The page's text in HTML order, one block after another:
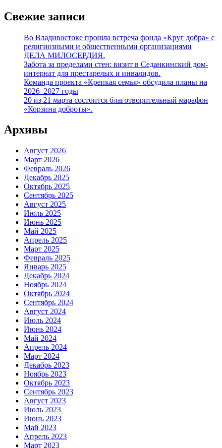
Свежие записи
Во Владивостоке прошла встреча фонда «Круг добра» с
религиозными и общественными организациями
ДЕЛА МИЛОСЕРДИЯ.
Забота за пределами стен: визит в Седанкинский дом-
интернат для престарелых и инвалидов.
Команда проекта «Крепкая семья» обсудила планы на
2026–2027 годы
20 из 21 марта состоится благотворительный марафон
«Корзина доброты».
Архивы
Август 2026
Март 2026
Февраль 2026
Декабрь 2025
Октябрь 2025
Сентябрь 2025
Август 2025
Июль 2025
Июнь 2025
Май 2025
Апрель 2025
Март 2025
Февраль 2025
Январь 2025
Декабрь 2024
Ноябрь 2024
Октябрь 2024
Сентябрь 2024
Август 2024
Июль 2024
Июнь 2024
Май 2024
Апрель 2024
Март 2024
Декабрь 2023
Ноябрь 2023
Октябрь 2023
Сентябрь 2023
Август 2023
Июль 2023
Июнь 2023
Май 2023
Апрель 2023
Март 2023